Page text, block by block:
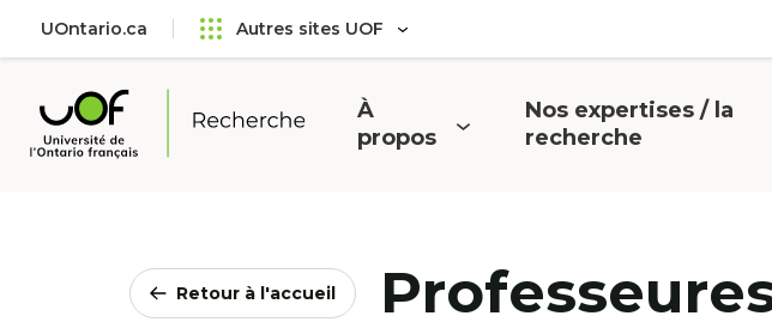
principal
UOntario.ca Autres sites UOF
Université
Ouvrir
À
propos
Ouvrir
Nos expertises / la
recherche
Retour à l'accueil